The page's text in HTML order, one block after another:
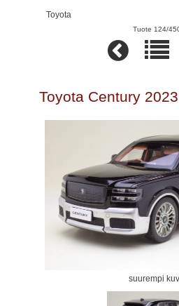
Toyota
Tuote 124/
Toyota Century
suurempi